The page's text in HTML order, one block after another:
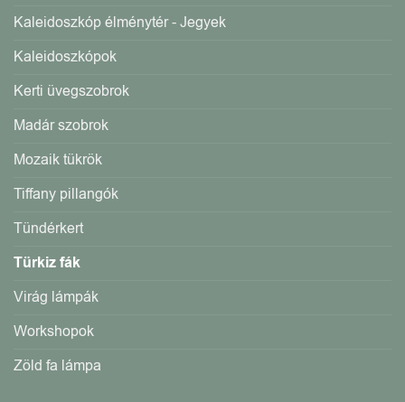
Kaleidoszkóp élménytér - Jegyek
Kaleidoszkópok
Kerti üvegszobrok
Madár szobrok
Mozaik tükrök
Tiffany pillangók
Tündérkert
Türkiz fák
Virág lámpák
Workshopok
Zöld fa lámpa